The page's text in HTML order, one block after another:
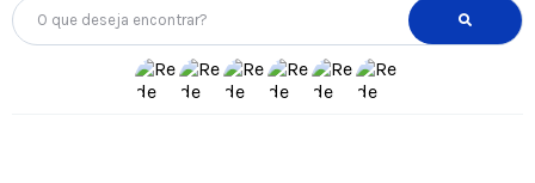
O que deseja encontrar?